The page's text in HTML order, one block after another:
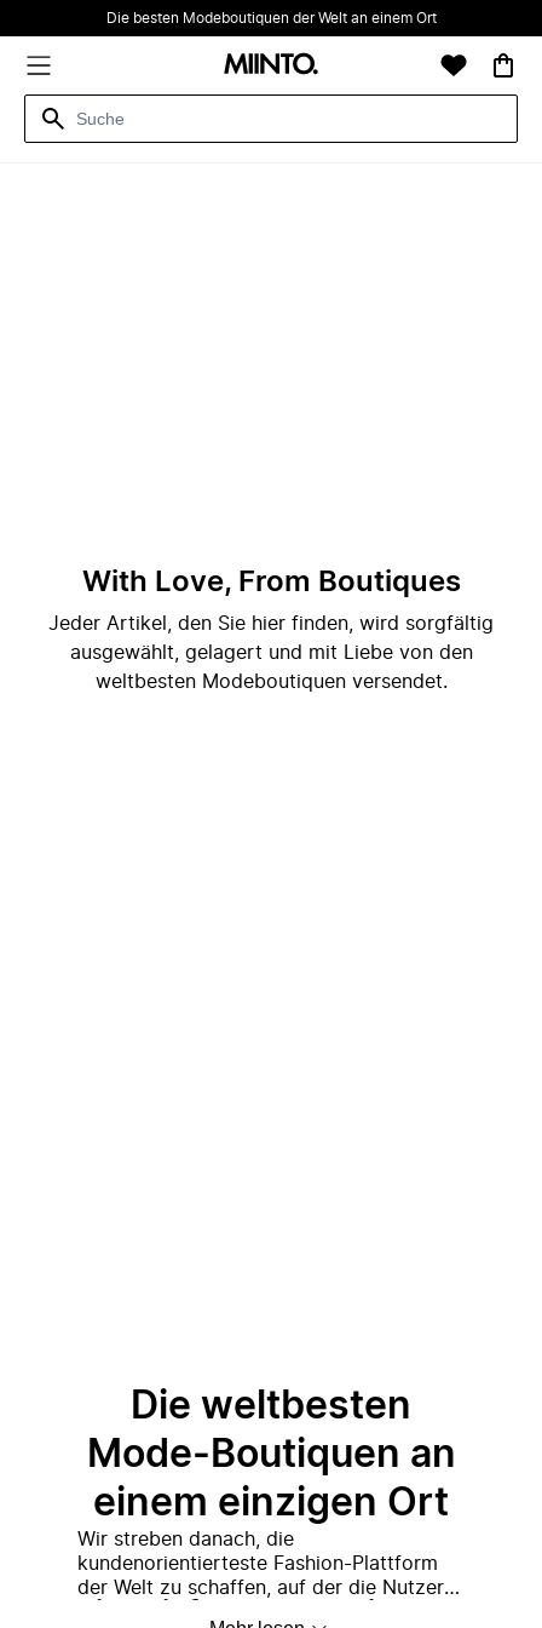
Die besten Modeboutiquen der Welt an einem Ort
With Love, From Boutiques
Jeder Artikel, den Sie hier finden, wird sorgfältig
ausgewählt, gelagert und mit Liebe von den
weltbesten Modeboutiquen versendet.
Die weltbesten
Mode-Boutiquen an
einem einzigen Ort
Wir streben danach, die
kundenorientierteste Fashion-Plattform
der Welt zu schaffen, auf der die Nutzer